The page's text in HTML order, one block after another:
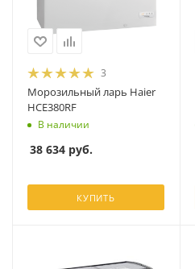
3
Морозильный ларь Haier
HCE380RF
В наличии
38 634 руб.
КУПИТЬ